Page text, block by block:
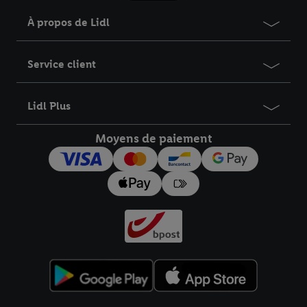
À propos de Lidl
Service client
Lidl Plus
Moyens de paiement